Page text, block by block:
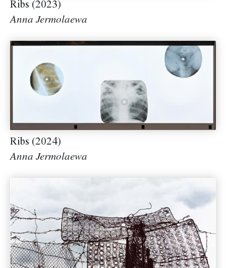
Ribs (2023)
Anna Jermolaewa
Ribs (2024)
Anna Jermolaewa